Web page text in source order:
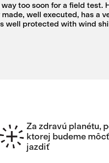
too soon for a field test.
well executed, has a
well protected with wind
Za zdravú planétu,
ktorej budeme môcť
jazdiť